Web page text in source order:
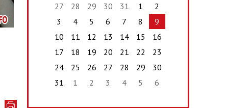
27
28 29 30 31 1
2
3
4 5 6 7 8
9
10
11 12 13 14 15
16
17
18 19 20 21 22
23
24
25 26 27 28 29
30
31
1 2 3 4 5 6